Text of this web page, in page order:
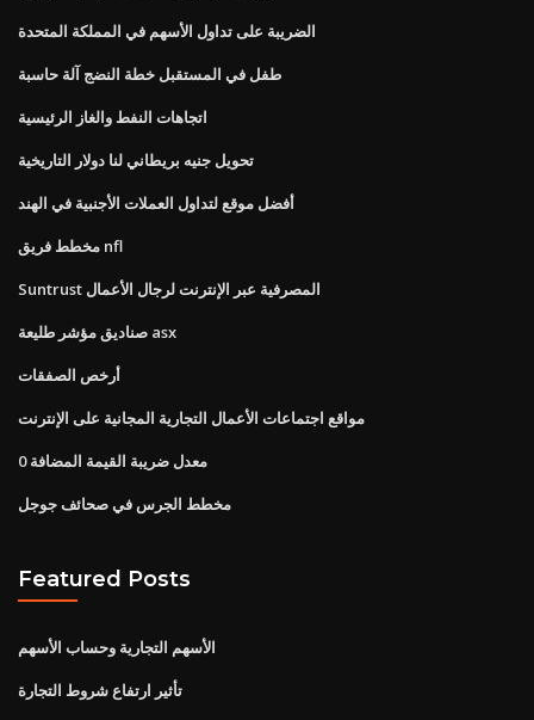
الضريبة على تداول الأسهم في المملكة المتحدة
طفل في المستقبل خطة النضج آلة حاسبة
اتجاهات النفط والغاز الرئيسية
تحويل جنيه بريطاني لنا دولار التاريخية
أفضل موقع لتداول العملات الأجنبية في الهند
مخطط فريق nfl
Suntrust المصرفية عبر الإنترنت لرجال الأعمال
صناديق مؤشر طليعة asx
أرخص الصفقات
مواقع اجتماعات الأعمال التجارية المجانية على الإنترنت
0 معدل ضريبة القيمة المضافة
مخطط الجرس في صحائف جوجل
Featured Posts
الأسهم التجارية وحساب الأسهم
تأثير ارتفاع شروط التجارة